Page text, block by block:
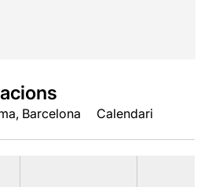
Barcelona Calendari